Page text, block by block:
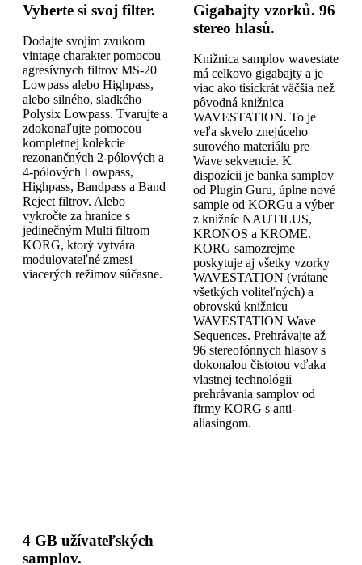
Vyberte si svoj filter.
Dodajte svojim zvukom
vintage charakter pomocou
agresívnych filtrov MS-20
Lowpass alebo Highpass,
alebo silného, sladkého
Polysix Lowpass. Tvarujte a
zdokonaľujte pomocou
kompletnej kolekcie
rezonančných 2-pólových a
4-pólových Lowpass,
Highpass, Bandpass a Band
Reject filtrov. Alebo
vykročte za hranice s
jedinečným Multi filtrom
KORG, ktorý vytvára
modulovateľné zmesi
viacerých režimov súčasne.
Gigabajty vzorků. 96
stereo hlasů.
Knižnica samplov wavestate
má celkovo gigabajty a je
viac ako tisíckrát väčšia než
pôvodná knižnica
WAVESTATION. To je
veľa skvelo znejúceho
surového materiálu pre
Wave sekvencie. K
dispozícii je banka samplov
od Plugin Guru, úplne nové
sample od KORGu a výber
z knižníc NAUTILUS,
KRONOS a KROME.
KORG samozrejme
poskytuje aj všetky vzorky
WAVESTATION (vrátane
všetkých voliteľných) a
obrovskú knižnicu
WAVESTATION Wave
Sequences. Prehrávajte až
96 stereofónnych hlasov s
dokonalou čistotou vďaka
vlastnej technológii
prehrávania samplov od
firmy KORG s anti-
aliasingom.
4 GB užívateľských
samplov.